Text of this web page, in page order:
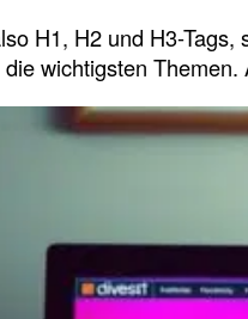
H1, H2 und H3-
wichtigsten